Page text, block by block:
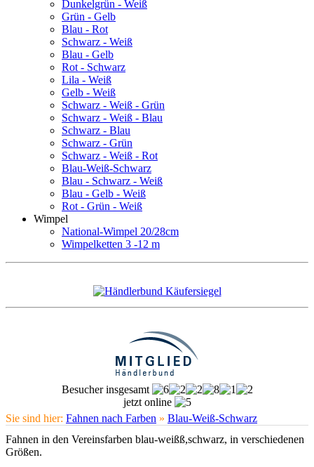
Dunkelgrün - Weiß
Grün - Gelb
Blau - Rot
Schwarz - Weiß
Blau - Gelb
Rot - Schwarz
Lila - Weiß
Gelb - Weiß
Schwarz - Weiß - Grün
Schwarz - Weiß - Blau
Schwarz - Blau
Schwarz - Grün
Schwarz - Weiß - Rot
Blau-Weiß-Schwarz
Blau - Schwarz - Weiß
Blau - Gelb - Weiß
Rot - Grün - Weiß
Wimpel
National-Wimpel 20/28cm
Wimpelketten 3 -12 m
Besucher insgesamt
jetzt online
Sie sind hier: Fahnen nach Farben » Blau-Weiß-Schwarz
Fahnen in den Vereinsfarben blau-weißß,schwarz, in verschiedenen
Größen.